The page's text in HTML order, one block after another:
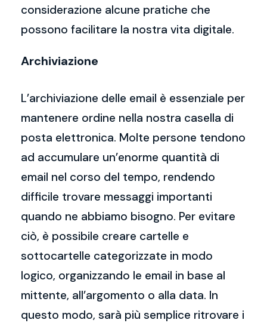
considerazione alcune pratiche che
possono facilitare la nostra vita digitale.
Archiviazione
L’archiviazione delle email è essenziale per
mantenere ordine nella nostra casella di
posta elettronica. Molte persone tendono
ad accumulare un’enorme quantità di
email nel corso del tempo, rendendo
difficile trovare messaggi importanti
quando ne abbiamo bisogno. Per evitare
ciò, è possibile creare cartelle e
sottocartelle categorizzate in modo
logico, organizzando le email in base al
mittente, all’argomento o alla data. In
questo modo, sarà più semplice ritrovare i